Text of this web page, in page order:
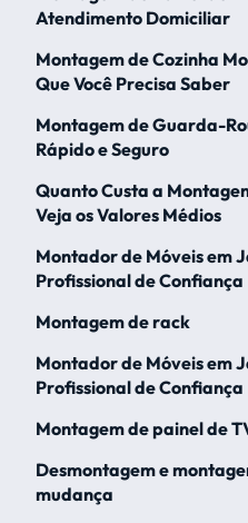
Atendimento Domiciliar
Montagem de Cozinha
Que Você Precisa Saber
Montagem de Guarda-
Rápido e Seguro
Quanto Custa a
Veja os Valores Médios
Montador de Móveis em
Profissional de Confiança
Montagem de rack
Montador de Móveis em
Profissional de Confiança
Montagem de painel de
Desmontagem e
mudança